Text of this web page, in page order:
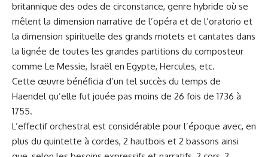
britannique des odes de circonstance, genre hybride où se
mêlent la dimension narrative de l’opéra et de l’oratorio et
la dimension spirituelle des grands motets et cantates dans
la lignée de toutes les grandes partitions du composteur
comme Le Messie, Israël en Egypte, Hercules, etc.
Cette œuvre bénéficia d’un tel succès du temps de
Haendel qu’elle fut jouée pas moins de 26 fois de 1736 à
1755.
L’effectif orchestral est considérable pour l’époque avec, en
plus du quintette à cordes, 2 hautbois et 2 bassons ainsi